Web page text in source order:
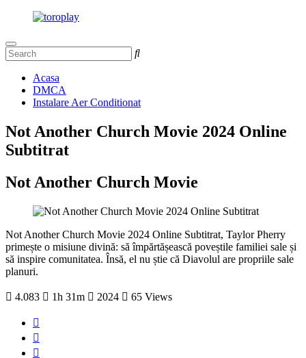
Acasa
DMCA
Instalare Aer Conditionat
Not Another Church Movie 2024 Online
Subtitrat
Not Another Church Movie
Not Another Church Movie 2024 Online Subtitrat, Taylor Pherry
primește o misiune divină: să împărtășească poveștile familiei sale și
să inspire comunitatea. Însă, el nu știe că Diavolul are propriile sale
planuri.
4.083 1h 31m 2024 65 Views